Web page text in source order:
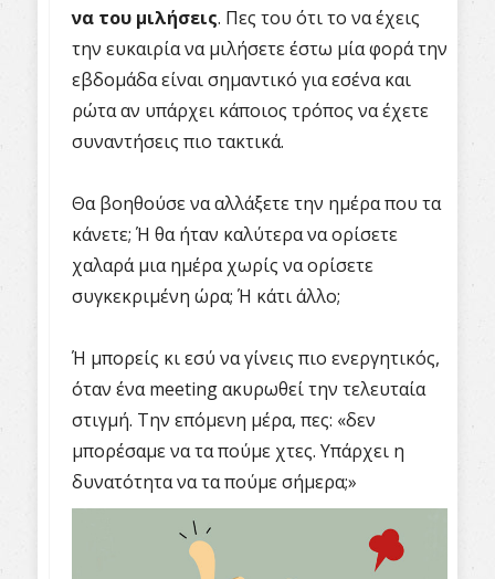
να του μιλήσεις. Πες του ότι το να έχεις
την ευκαιρία να μιλήσετε έστω μία φορά την
εβδομάδα είναι σημαντικό για εσένα και
ρώτα αν υπάρχει κάποιος τρόπος να έχετε
συναντήσεις πιο τακτικά.
Θα βοηθούσε να αλλάξετε την ημέρα που τα
κάνετε; Ή θα ήταν καλύτερα να ορίσετε
χαλαρά μια ημέρα χωρίς να ορίσετε
συγκεκριμένη ώρα; Ή κάτι άλλο;
Ή μπορείς κι εσύ να γίνεις πιο ενεργητικός,
όταν ένα meeting ακυρωθεί την τελευταία
στιγμή. Την επόμενη μέρα, πες: «δεν
μπορέσαμε να τα πούμε χτες. Υπάρχει η
δυνατότητα να τα πούμε σήμερα;»